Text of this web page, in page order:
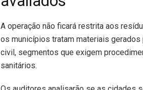
A operação não ficará restrita aos
os municípios tratam materiais
civil, segmentos que exigem
sanitários.